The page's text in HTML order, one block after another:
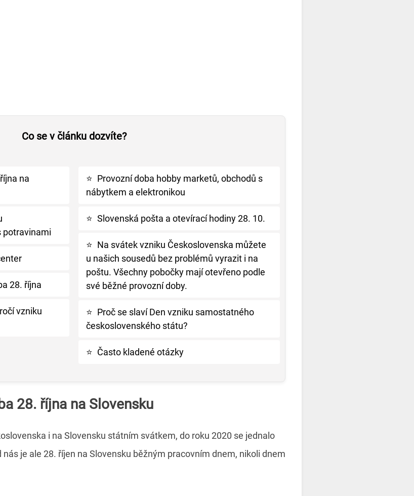
Co se v článku dozvíte?
na
potravinami
28. října
vzniku
⭐ Provozní doba hobby marketů, obchodů s
nábytkem a elektronikou
⭐ Slovenská pošta a otevírací hodiny 28. 10.
⭐ Na svátek vzniku Československa můžete
u našich sousedů bez problémů vyrazit i na
poštu. Všechny pobočky mají otevřeno podle
své běžné provozní doby.
⭐ Proč se slaví Den vzniku samostatného
československého státu?
⭐ Často kladené otázky
28. října na Slovensku
i na Slovensku státním svátkem, do roku 2020 se jednalo
je ale 28. říjen na Slovensku běžným pracovním dnem, nikoli dnem